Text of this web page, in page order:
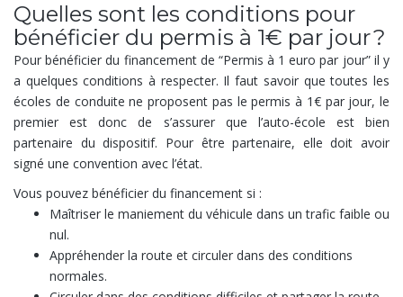
Quelles sont les conditions pour
bénéficier du permis à 1€ par jour ?
Pour bénéficier du financement de “Permis à 1 euro par jour” il y
a quelques conditions à respecter. Il faut savoir que toutes les
écoles de conduite ne proposent pas le permis à 1€ par jour, le
premier est donc de s’assurer que l’auto-école est bien
partenaire du dispositif. Pour être partenaire, elle doit avoir
signé une convention avec l’état.
Vous pouvez bénéficier du financement si :
Maîtriser le maniement du véhicule dans un trafic faible ou
nul.
Appréhender la route et circuler dans des conditions
normales.